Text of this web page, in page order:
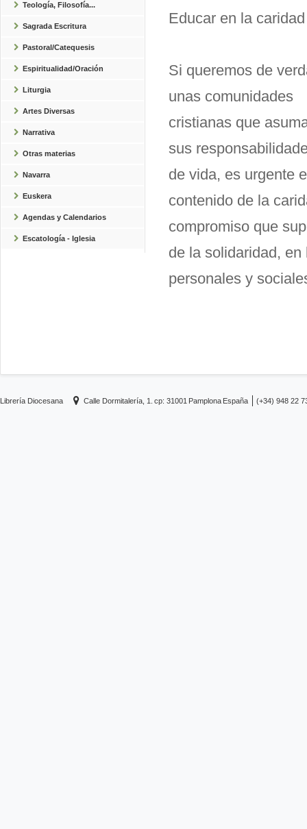
Teología, Filosofía...
Sagrada Escritura
Pastoral/Catequesis
Espiritualidad/Oración
Liturgia
Artes Diversas
Narrativa
Otras materias
Navarra
Euskera
Agendas y Calendarios
Escatología - Iglesia
Educar en la
Si queremos de
unas comunidades
cristianas que
sus
de vida, es urgente
contenido de la
compromiso que
de la solidaridad,
personales y
Librería Diocesana Calle Dormitalería, 1. cp: 31001 Pamplona España (+34) 948 22